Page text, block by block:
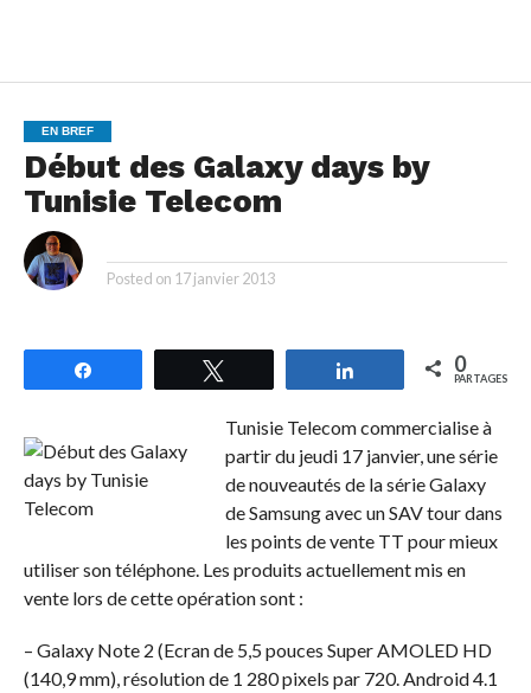
EN BREF
Début des Galaxy days by
Tunisie Telecom
Posted on 17 janvier 2013
Partagez 0
PARTAGES
Tunisie Telecom commercialise à
partir du jeudi 17 janvier, une série
de nouveautés de la série Galaxy
de Samsung avec un SAV tour dans
les points de vente TT pour mieux
utiliser son téléphone. Les produits actuellement mis en
vente lors de cette opération sont :
– Galaxy Note 2 (Ecran de 5,5 pouces Super AMOLED HD
(140,9 mm), résolution de 1 280 pixels par 720. Android 4.1